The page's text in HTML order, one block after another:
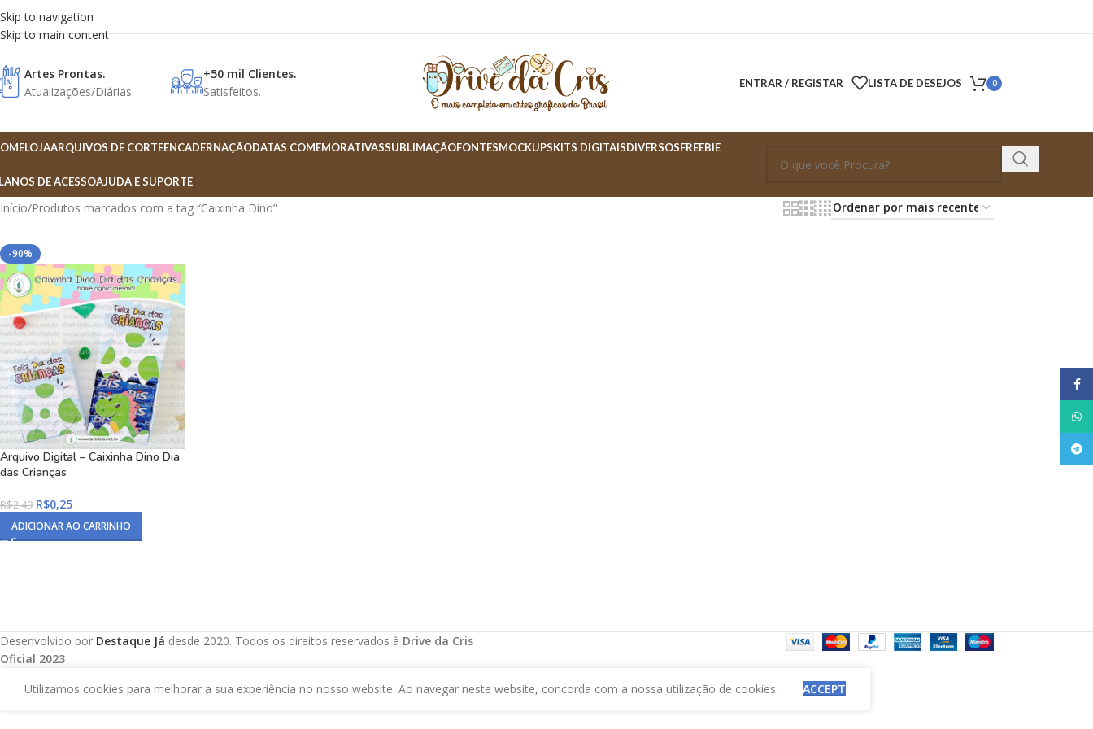
Skip to navigation
Skip to main content
Artes Prontas.
Atualizações/Diárias.
+50 mil Clientes.
Satisfeitos.
ENTRAR / REGISTAR LISTA DE DESEJOS 0
LOJAARQUIVOS DE CORTEENCADERNAÇÃODATAS COMEMORATIVASSUBLIMAÇÃOFONTESMOCKUPSKITS DIGITAISDIVERSOSFREEBIE
DE ACESSOAJUDA E SUPORTE
Início Produtos marcados com a tag “Caixinha Dino”
-90%
Arquivo Digital – Caixinha Dino Dia
das Crianças
R$2,49 R$0,25
ADICIONAR AO CARRINHO
Desenvolvido por Destaque Já desde 2020. Todos os direitos reservados à Drive da Cris
Oficial 2023
Utilizamos cookies para melhorar a sua experiência no nosso website. Ao navegar neste website, concorda com a nossa utilização de cookies. ACCEPT